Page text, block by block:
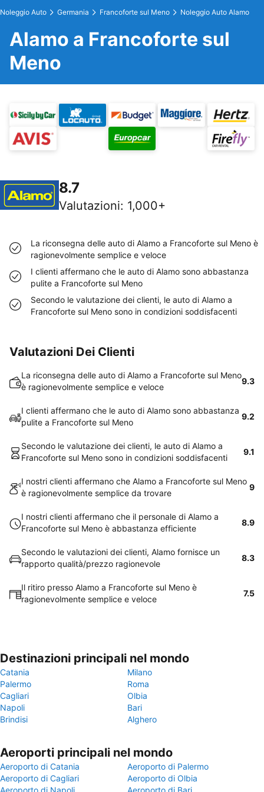
Noleggio Auto Germania Francoforte sul Meno Noleggio Auto Alamo
Alamo a Francoforte sul
Meno
8.7
Valutazioni: 1,000+
La riconsegna delle auto di Alamo a Francoforte sul Meno è
ragionevolmente semplice e veloce
I clienti affermano che le auto di Alamo sono abbastanza
pulite a Francoforte sul Meno
Secondo le valutazione dei clienti, le auto di Alamo a
Francoforte sul Meno sono in condizioni soddisfacenti
Valutazioni Dei Clienti
La riconsegna delle auto di Alamo a Francoforte sul Meno
è ragionevolmente semplice e veloce
9.3
I clienti affermano che le auto di Alamo sono abbastanza
pulite a Francoforte sul Meno
9.2
Secondo le valutazione dei clienti, le auto di Alamo a
Francoforte sul Meno sono in condizioni soddisfacenti
9.1
I nostri clienti affermano che Alamo a Francoforte sul Meno
è ragionevolmente semplice da trovare
9
I nostri clienti affermano che il personale di Alamo a
Francoforte sul Meno è abbastanza efficiente
8.9
Secondo le valutazioni dei clienti, Alamo fornisce un
rapporto qualità/prezzo ragionevole
8.3
Il ritiro presso Alamo a Francoforte sul Meno è
ragionevolmente semplice e veloce
7.5
Destinazioni principali nel mondo
Catania
Milano
Palermo
Roma
Cagliari
Olbia
Napoli
Bari
Brindisi
Alghero
Aeroporti principali nel mondo
Aeroporto di Catania
Aeroporto di Palermo
Aeroporto di Cagliari
Aeroporto di Olbia
Aeroporto di Napoli
Aeroporto di Bari